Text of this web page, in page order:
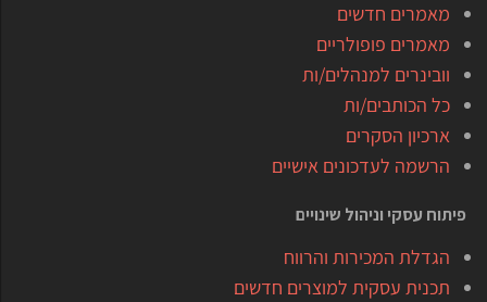
מאמרים חדשים
מאמרים פופולריים
וובינרים למנהלים/ות
כל הכותבים/ות
ארכיון הסקרים
הרשמה לעדכונים אישיים
פיתוח עסקי וניהול שינויים
הגדלת המכירות והרווח
תכנית עסקית למוצרים חדשים